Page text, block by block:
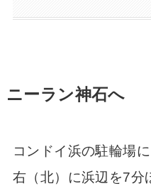
ニーラン神石へ
コンドイ浜の駐輪場
右（北）に浜辺を7分